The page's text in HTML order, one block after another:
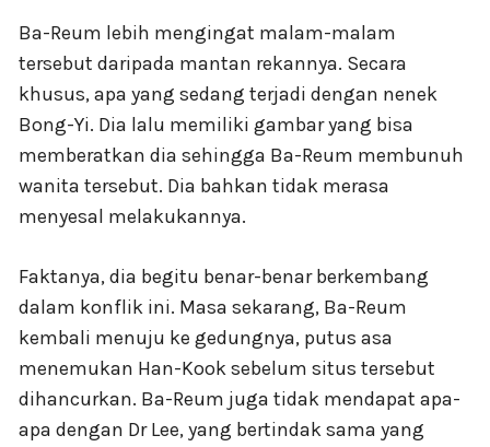
Ba-Reum lebih mengingat malam-malam
tersebut daripada mantan rekannya. Secara
khusus, apa yang sedang terjadi dengan nenek
Bong-Yi. Dia lalu memiliki gambar yang bisa
memberatkan dia sehingga Ba-Reum membunuh
wanita tersebut. Dia bahkan tidak merasa
menyesal melakukannya.
Faktanya, dia begitu benar-benar berkembang
dalam konflik ini. Masa sekarang, Ba-Reum
kembali menuju ke gedungnya, putus asa
menemukan Han-Kook sebelum situs tersebut
dihancurkan. Ba-Reum juga tidak mendapat apa-
apa dengan Dr Lee, yang bertindak sama yang